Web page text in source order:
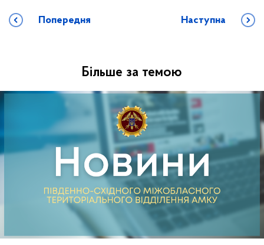
Попередня Наступна
Більше за темою